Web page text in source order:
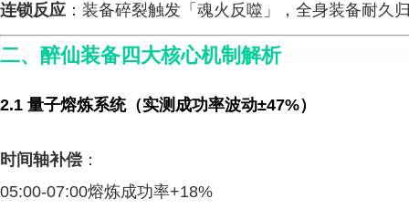
连锁反应 ：装备碎裂触发「魂火反噬」，全身装备耐久
二、醉仙装备四大核心机制解析
2.1 量子熔炼系统（实测成功率波动±47%）
时间轴补偿 ：
05:00-07:00熔炼成功率+18%